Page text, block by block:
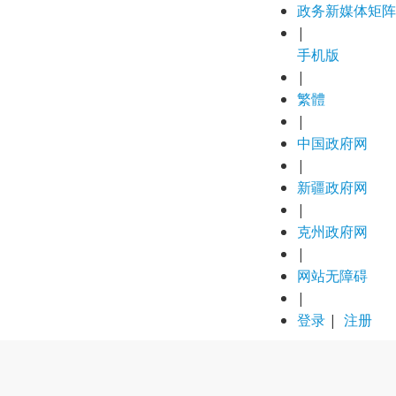
政务新媒体矩阵
|
手机版
|
繁體
|
中国政府网
|
新疆政府网
|
克州政府网
|
网站无障碍
|
登录 | 注册